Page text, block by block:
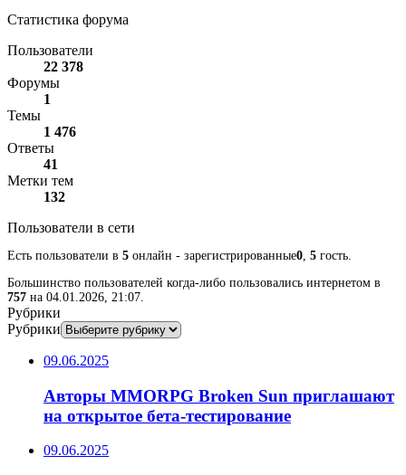
Статистика форума
Пользователи
22 378
Форумы
1
Темы
1 476
Ответы
41
Метки тем
132
Пользователи в сети
Есть пользователи в 5 онлайн - зарегистрированные0 5 гость.
Большинство пользователей когда-либо пользовались интернетом в
757 на 04.01.2026, 21:07.
Рубрики
Рубрики
09.06.2025
Авторы MMORPG Broken Sun приглашают
на открытое бета-тестирование
09.06.2025